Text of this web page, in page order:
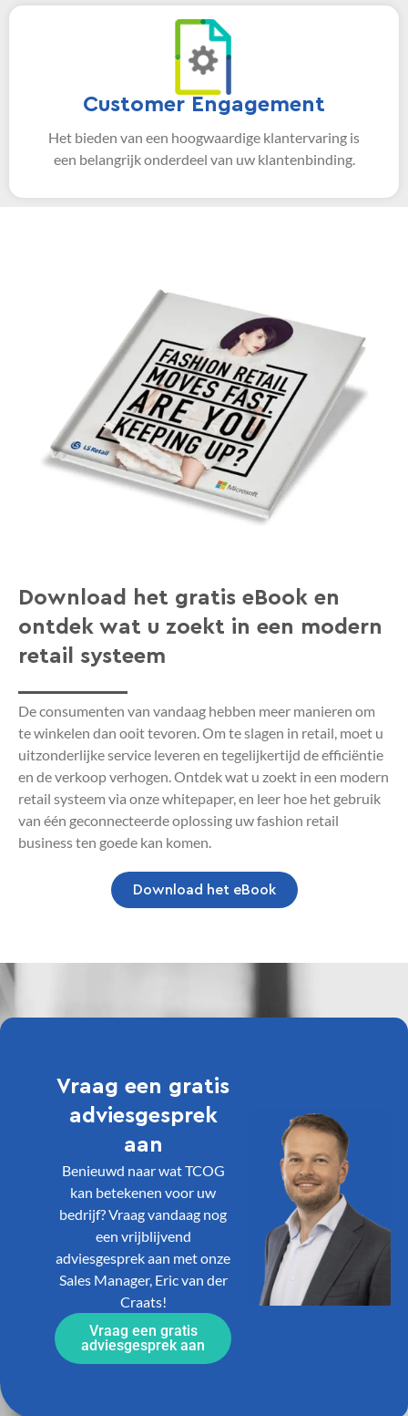
Customer Engagement
Het bieden van een hoogwaardige klantervaring is
een belangrijk onderdeel van uw klantenbinding.
Download het gratis eBook en
ontdek wat u zoekt in een modern
retail systeem
De consumenten van vandaag hebben meer manieren om
te winkelen dan ooit tevoren. Om te slagen in retail, moet u
uitzonderlijke service leveren en tegelijkertijd de efficiëntie
en de verkoop verhogen. Ontdek wat u zoekt in een modern
retail systeem via onze whitepaper, en leer hoe het gebruik
van één geconnecteerde oplossing uw fashion retail
business ten goede kan komen.
Download het eBook
Vraag een gratis
adviesgesprek
aan
Benieuwd naar wat TCOG
kan betekenen voor uw
bedrijf? Vraag vandaag nog
een vrijblijvend
adviesgesprek aan met onze
Sales Manager, Eric van der
Craats!
Vraag een gratis
adviesgesprek aan